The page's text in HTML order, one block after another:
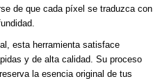
de que cada píxel se traduzca con
esta herramienta satisface
y de alta calidad. Su proceso
la esencia original de tus